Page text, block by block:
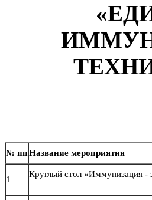
№ ппНазвание мероприятия
1
Круглый стол «Иммунизация -